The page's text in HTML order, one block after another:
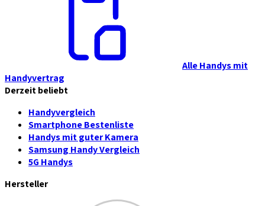
Alle Handys mit
Handyvertrag
Derzeit beliebt
Handyvergleich
Smartphone Bestenliste
Handys mit guter Kamera
Samsung Handy Vergleich
5G Handys
Hersteller